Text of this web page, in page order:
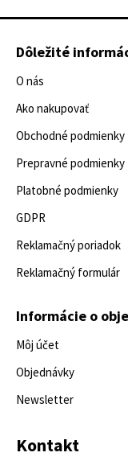
Dôležité
O nás
Ako nakupovať
Obchodné podmienky
Prepravné podmienky
Platobné podmienky
GDPR
Reklamačný poriadok
Reklamačný formulár
Informácie o
Môj účet
Objednávky
Newsletter
Kontakt